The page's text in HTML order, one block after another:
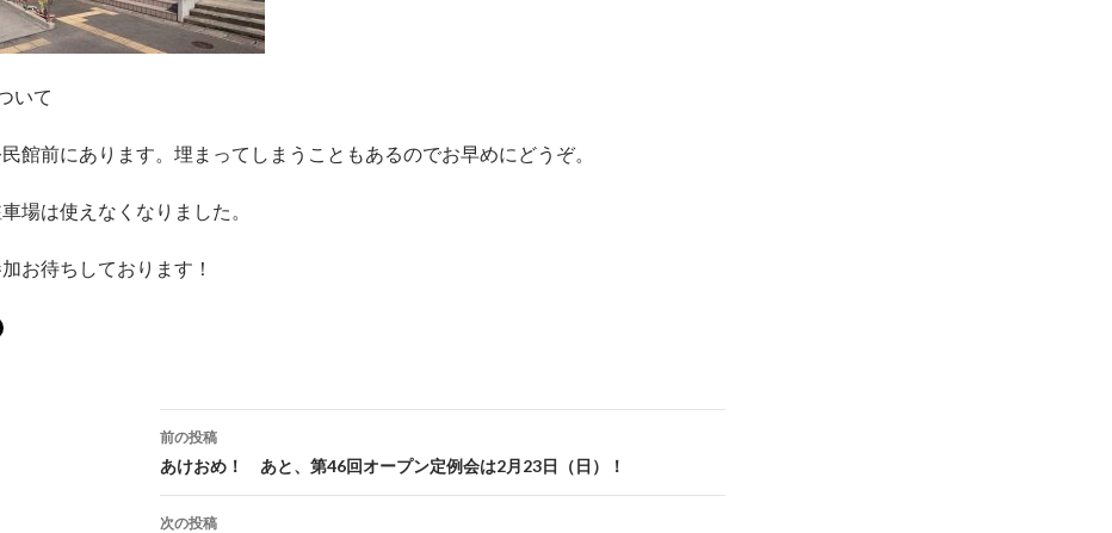
いて
館前にあります。埋まってしまうこともあるのでお早めにどうぞ。
場は使えなくなりました。
お待ちしております！
投
稿
ナ
前の投稿
あけおめ！ あと、第46回オープン定例会は2月23日（日）！
次の投稿